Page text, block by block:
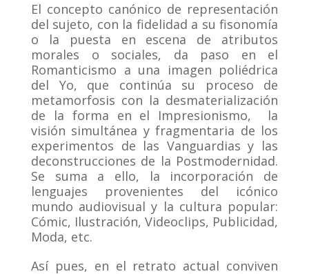
El concepto canónico de representación
del sujeto, con la fidelidad a su fisonomía
o la puesta en escena de atributos
morales o sociales, da paso en el
Romanticismo a una imagen poliédrica
del Yo, que continúa su proceso de
metamorfosis con la desmaterialización
de la forma en el Impresionismo, la
visión simultánea y fragmentaria de los
experimentos de las Vanguardias y las
deconstrucciones de la Postmodernidad.
Se suma a ello, la incorporación de
lenguajes provenientes del icónico
mundo audiovisual y la cultura popular:
Cómic, Ilustración, Videoclips, Publicidad,
Moda, etc.
Así pues, en el retrato actual conviven